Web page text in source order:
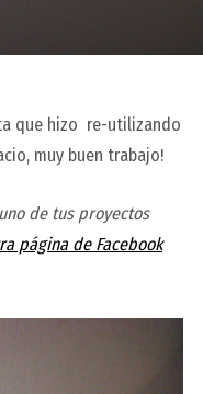
que hizo re-utilizando
muy buen trabajo!
de tus proyectos
página de Facebook